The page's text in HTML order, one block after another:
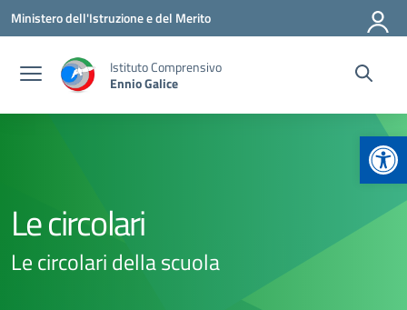
Vai ai contenuti
Vai al menu di navigazione
Vai al footer
Ministero dell'Istruzione e del Merito
Istituto Comprensivo
Ennio Galice
Le circolari
Le circolari della scuola